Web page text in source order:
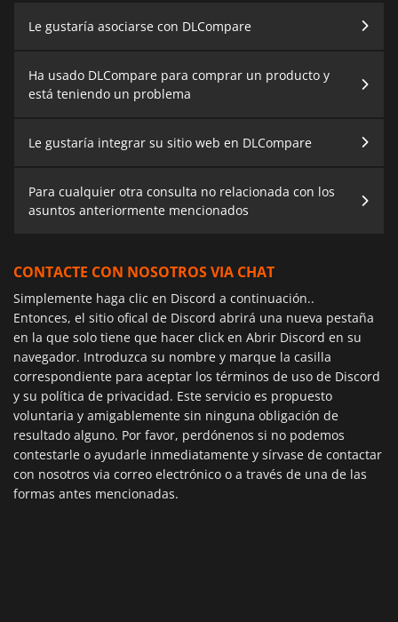
Le gustaría asociarse con DLCompare
Ha usado DLCompare para comprar un producto y
está teniendo un problema
Le gustaría integrar su sitio web en DLCompare
Para cualquier otra consulta no relacionada con los
asuntos anteriormente mencionados
CONTACTE CON NOSOTROS VIA CHAT
Simplemente haga clic en Discord a continuación..
Entonces, el sitio ofical de Discord abrirá una nueva pestaña
en la que solo tiene que hacer click en Abrir Discord en su
navegador. Introduzca su nombre y marque la casilla
correspondiente para aceptar los términos de uso de Discord
y su política de privacidad. Este servicio es propuesto
voluntaria y amigablemente sin ninguna obligación de
resultado alguno. Por favor, perdónenos si no podemos
contestarle o ayudarle inmediatamente y sírvase de contactar
con nosotros via correo electrónico o a través de una de las
formas antes mencionadas.